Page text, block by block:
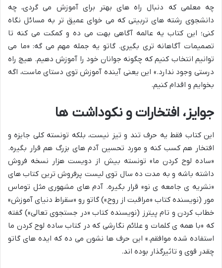
چه معلمی که دنبال راه های بهتر برای آموزش می گردی، چه
دانشجوی رشته های تربیتی که می خوای عمیق تر به مسائل نگاه
کنی؛ این کتاب یه عالمه آگاهی بهت می ده و کمکت می کنه تا
تصمیمات آگاهانه تری بگیری. گاتو یه جمله مهم می گه: «ما می
توانیم انتخاب کنیم که چگونه جوانان خود را آموزش دهیم. هیچ راه
درستی وجود ندارد.» این یعنی آینده آموزش توی دستای ماست، اگه
بخوایم و اقدام کنیم.
جوایز، افتخارات و نکوداشت ها
این کتاب فقط یه حرف تند و تیز نیست، بلکه تونسته کلی جایزه و
افتخار هم کسب کنه و مورد تحسین آدم های بزرگ هم قرار بگیره.
«ساده لوح کردن ما» تونسته بیش از دویست هزار نسخه فروش
داشته باشه و به مدت ده سال توی لیست پرفروش ترین کتاب های
«نشریه ی جامعه ی نو» قرار بگیره. آدم های مشهوری مثل توماس
مور (نویسنده کتاب «مراقبت از روح») گاتو رو «سقراط دنیای آموزش»
خطاب کردن و تام پیترز (نویسنده کتاب «در جستجوی تعالی») گفته
که «با همه ی کلمات و علائم نگارشی که در کتاب ساده لوح کردن ما
استفاده شده موافقم.» این حرف ها نشون می ده که ایده های گاتو
چقدر قوی و تاثیرگذار بوده اند.